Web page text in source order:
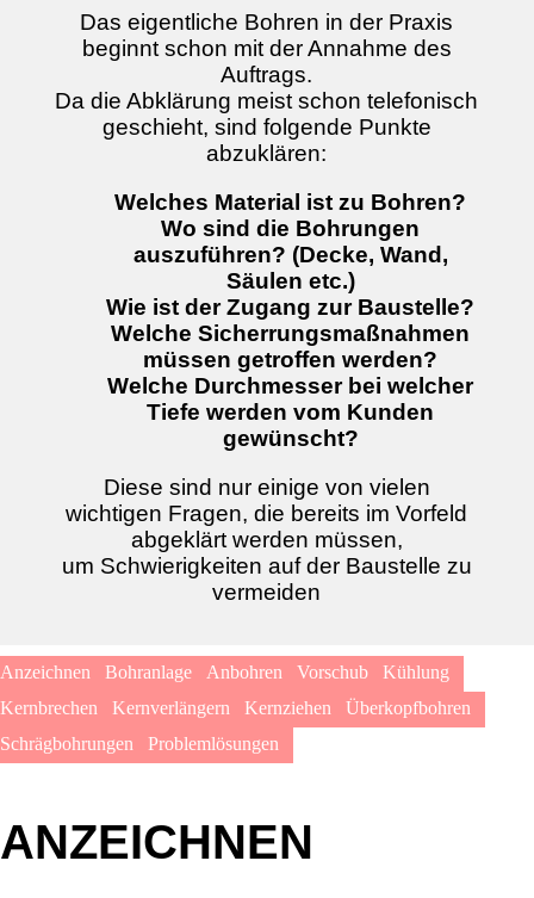
Das eigentliche Bohren in der Praxis
beginnt schon mit der Annahme des
Auftrags.
Da die Abklärung meist schon telefonisch
geschieht, sind folgende Punkte
abzuklären:
Welches Material ist zu Bohren?
Wo sind die Bohrungen
auszuführen? (Decke, Wand,
Säulen etc.)
Wie ist der Zugang zur Baustelle?
Welche Sicherrungsmaßnahmen
müssen getroffen werden?
Welche Durchmesser bei welcher
Tiefe werden vom Kunden
gewünscht?
Diese sind nur einige von vielen
wichtigen Fragen, die bereits im Vorfeld
abgeklärt werden müssen,
um Schwierigkeiten auf der Baustelle zu
vermeiden
Anzeichnen Bohranlage Anbohren Vorschub
Kühlung
Kernbrechen
Kernverlängern Kernziehen
Überkopfbohren
Schrägbohrungen
Problemlösungen
ANZEICHNEN